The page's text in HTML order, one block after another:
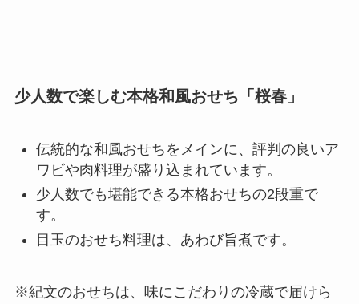
少人数で楽しむ本格和風おせち「桜春」
伝統的な和風おせちをメインに、評判の良いア
ワビや肉料理が盛り込まれています。
少人数でも堪能できる本格おせちの2段重で
す。
目玉のおせち料理は、あわび旨煮です。
※紀文のおせちは、味にこだわりの冷蔵で届けら